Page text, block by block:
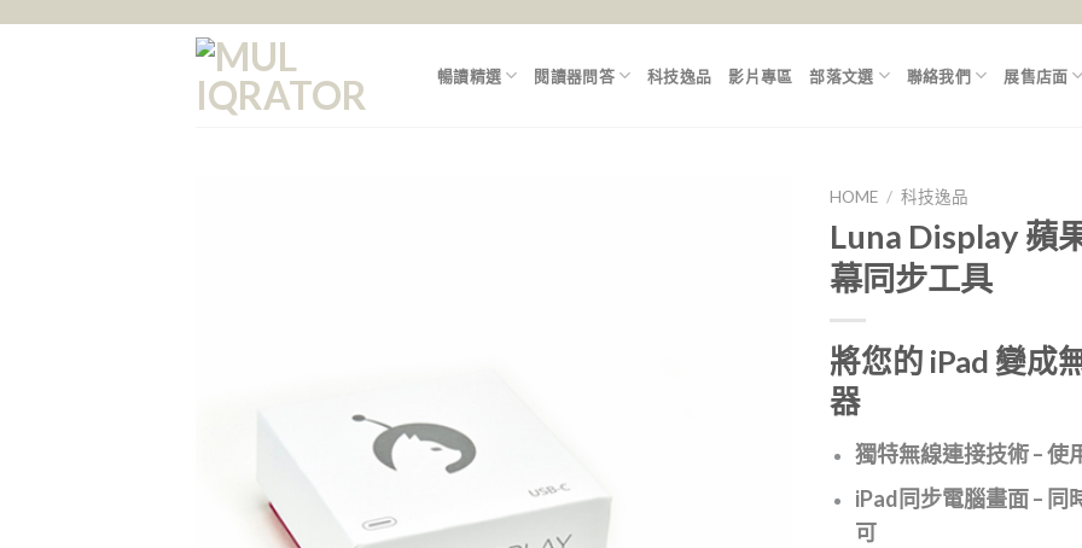
暢讀精選 閱讀器問答 科技逸品 影片專區 部落文選 聯絡我們 展售店面
HOME / 科技逸品
Luna Display 蘋
幕同步工具
將您的 iPad 變成
器
獨特無線連接技術 – 使
iPad同步電腦畫面 – 同
可